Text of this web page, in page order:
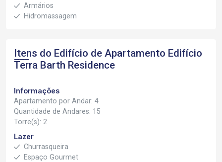
Armários
Hidromassagem
Itens do Edifício de Apartamento Edifício
Terra Barth Residence
Informações
Apartamento por Andar: 4
Quantidade de Andares: 15
Torre(s): 2
Lazer
Churrasqueira
Espaço Gourmet